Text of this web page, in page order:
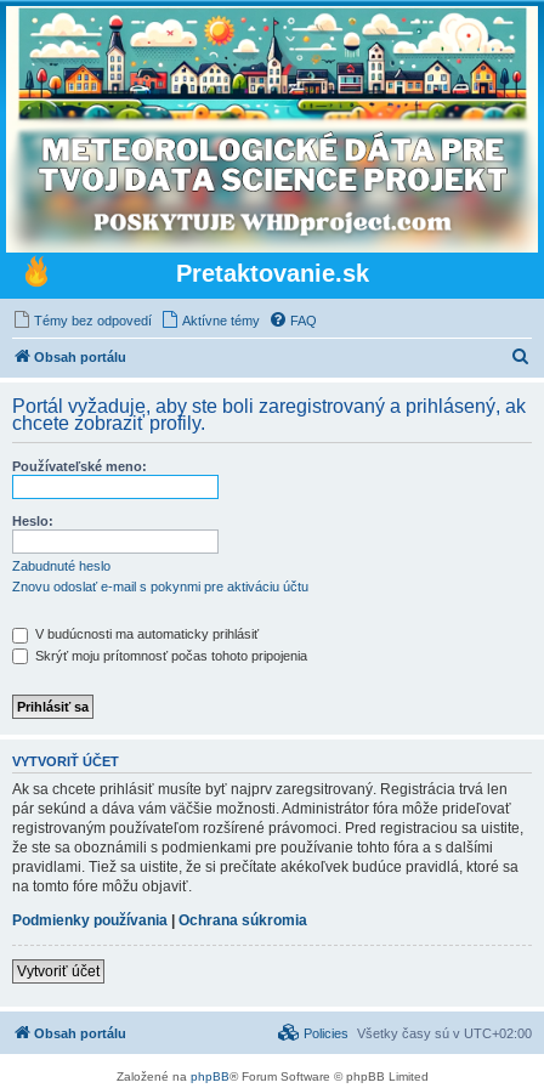
Pretaktovanie.sk
Témy bez odpovedí Aktívne témy FAQ
Obsah portálu
d
Portál vyžaduje, aby ste boli zaregistrovaný a prihlásený, ak
chcete zobraziť profily.
Používateľské meno:
Heslo:
Zabudnuté heslo
Znovu odoslať e-mail s pokynmi pre aktiváciu účtu
V budúcnosti ma automaticky prihlásiť
Skrýť moju prítomnosť počas tohoto pripojenia
VYTVORIŤ ÚČET
Ak sa chcete prihlásiť musíte byť najprv zaregsitrovaný. Registrácia trvá len
pár sekúnd a dáva vám väčšie možnosti. Administrátor fóra môže prideľovať
registrovaným používateľom rozšírené právomoci. Pred registraciou sa uistite,
že ste sa oboznámili s podmienkami pre používanie tohto fóra a s dalšími
pravidlami. Tiež sa uistite, že si prečítate akékoľvek budúce pravidlá, ktoré sa
na tomto fóre môžu objaviť.
Podmienky používania | Ochrana súkromia
Vytvoriť účet
Obsah portálu Všetky časy sú v UTC+02:00
Policies
Založené na phpBB® Forum Software © phpBB Limited